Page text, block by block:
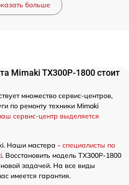
больше
Mimaki TX300P-1800 стоит
множество сервис-центров,
по ремонту техники Mimaki
сервис-центр выделяется
Наши мастера - специалисты по
. Восстановить модель TX300P-1800
задачей. На все виды
имеется гарантия.